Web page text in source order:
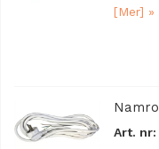
[Mer] »
Art. nr: